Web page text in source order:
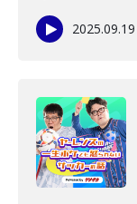
2025.09.19